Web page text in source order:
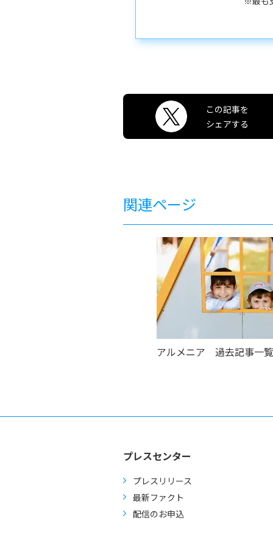
この記事を
シェアする
関連ページ
アルメニア 過去記事一覧
プレスセンター
プレスリリース
最新ファクト
配信のお申込